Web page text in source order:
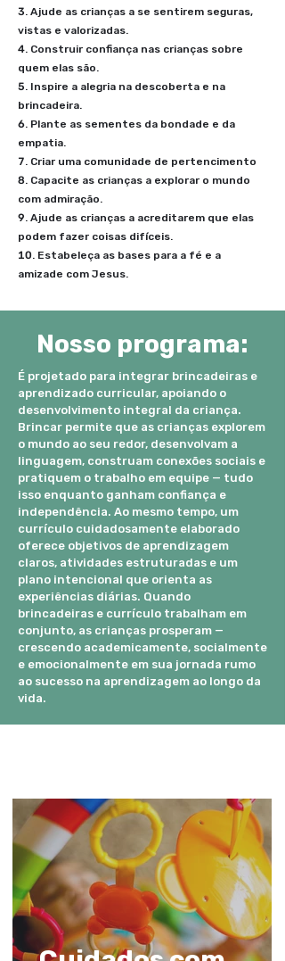
Ajude as crianças a se sentirem seguras,
vistas e valorizadas.
Construir confiança nas crianças sobre
quem elas são.
Inspire a alegria na descoberta e na
brincadeira.
Plante as sementes da bondade e da
empatia.
Criar uma comunidade de pertencimento
Capacite as crianças a explorar o mundo
com admiração.
Ajude as crianças a acreditarem que elas
podem fazer coisas difíceis.
Estabeleça as bases para a fé e a
amizade com Jesus.
Nosso programa:
É projetado para integrar brincadeiras e
aprendizado curricular, apoiando o
desenvolvimento integral da criança.
Brincar permite que as crianças explorem
o mundo ao seu redor, desenvolvam a
linguagem, construam conexões sociais e
pratiquem o trabalho em equipe — tudo
isso enquanto ganham confiança e
independência. Ao mesmo tempo, um
currículo cuidadosamente elaborado
oferece objetivos de aprendizagem
claros, atividades estruturadas e um
plano intencional que orienta as
experiências diárias. Quando
brincadeiras e currículo trabalham em
conjunto, as crianças prosperam —
crescendo academicamente, socialmente
e emocionalmente em sua jornada rumo
ao sucesso na aprendizagem ao longo da
vida.